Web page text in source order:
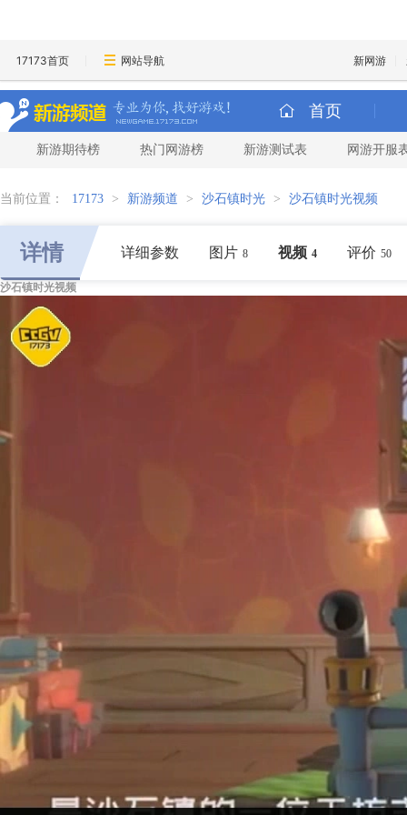
17173首页 网站导航 新网游
首页
新游期待榜 热门网游榜 新游测试表 网游开服
当前位置： 17173 > 新游频道 > 沙石镇时光 > 沙石镇时光视频
详情 详细参数 图片 8 视频 4 评价 50
沙石镇时光视频